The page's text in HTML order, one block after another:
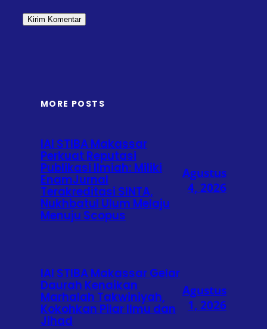
MORE POSTS
IAI STIBA Makassar
Perkuat Reputasi
Publikasi Ilmiah: Miliki
EnamJurnal
Terakreditasi SINTA,
Nukhbatul Ulum Melaju
Menuju Scopus
Agustus
4, 2026
IAI STIBA Makassar Gelar
Daurah Kenaikan
Marhalah Takwiniyah,
Kokohkan Pilar Ilmu dan
Jihad
Agustus
1, 2026